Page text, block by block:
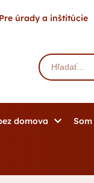
Pre úrady a inštitúcie
domova